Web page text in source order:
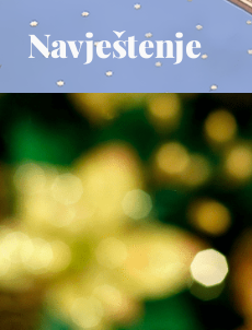
Navještenje